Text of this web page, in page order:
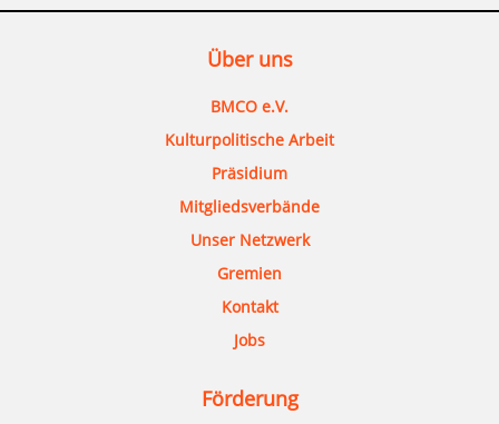
Über uns
BMCO e.V.
Kulturpolitische Arbeit
Präsidium
Mitgliedsverbände
Unser Netzwerk
Gremien
Kontakt
Jobs
Förderung